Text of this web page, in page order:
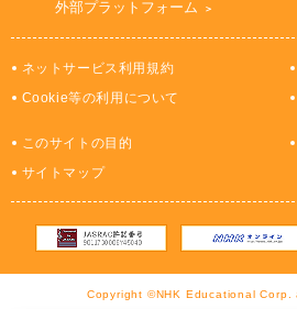
外部プラットフォーム
ネットサービス利用規約
Cookie等の利用について
このサイトの目的
サイトマップ
Copyright ©NHK Educational Corp.